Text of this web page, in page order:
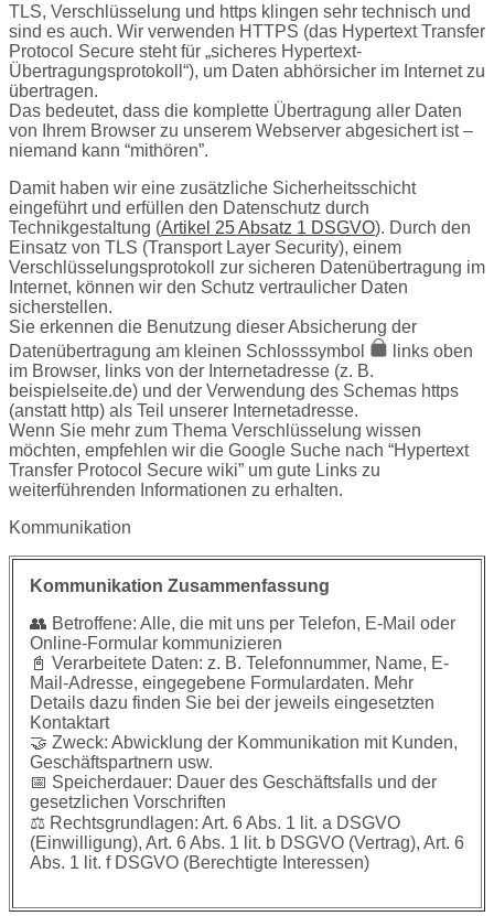
TLS, Verschlüsselung und https klingen sehr technisch und
sind es auch. Wir verwenden HTTPS (das Hypertext Transfer
Protocol Secure steht für „sicheres Hypertext-
Übertragungsprotokoll“), um Daten abhörsicher im Internet zu
übertragen.
Das bedeutet, dass die komplette Übertragung aller Daten
von Ihrem Browser zu unserem Webserver abgesichert ist –
niemand kann “mithören”.
Damit haben wir eine zusätzliche Sicherheitsschicht
eingeführt und erfüllen den Datenschutz durch
Technikgestaltung (Artikel 25 Absatz 1 DSGVO). Durch den
Einsatz von TLS (Transport Layer Security), einem
Verschlüsselungsprotokoll zur sicheren Datenübertragung im
Internet, können wir den Schutz vertraulicher Daten
sicherstellen.
Sie erkennen die Benutzung dieser Absicherung der
Datenübertragung am kleinen Schlosssymbol
links oben
im Browser, links von der Internetadresse (z. B.
beispielseite.de) und der Verwendung des Schemas https
(anstatt http) als Teil unserer Internetadresse.
Wenn Sie mehr zum Thema Verschlüsselung wissen
möchten, empfehlen wir die Google Suche nach “Hypertext
Transfer Protocol Secure wiki” um gute Links zu
weiterführenden Informationen zu erhalten.
Kommunikation
Kommunikation Zusammenfassung
👥 Betroffene: Alle, die mit uns per Telefon, E-Mail oder
Online-Formular kommunizieren
📓 Verarbeitete Daten: z. B. Telefonnummer, Name, E-
Mail-Adresse, eingegebene Formulardaten. Mehr
Details dazu finden Sie bei der jeweils eingesetzten
Kontaktart
🤝 Zweck: Abwicklung der Kommunikation mit Kunden,
Geschäftspartnern usw.
📅 Speicherdauer: Dauer des Geschäftsfalls und der
gesetzlichen Vorschriften
⚖️ Rechtsgrundlagen: Art. 6 Abs. 1 lit. a DSGVO
(Einwilligung), Art. 6 Abs. 1 lit. b DSGVO (Vertrag), Art. 6
Abs. 1 lit. f DSGVO (Berechtigte Interessen)